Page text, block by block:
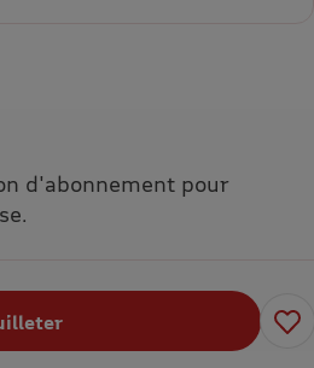
d'abonnement pour